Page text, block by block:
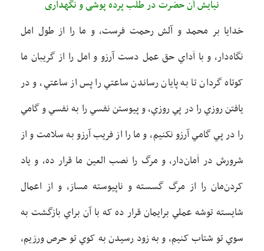
نيايش آن حضرت در طلب پرده پوشی و نگهداری
خدايا بر محمد و آلش رحمت فرست، و ما را از طول امل
نگاه‌دار، و با اَداي حق عمل دست آرزو و امل را از گريبان ما
کوتاه گردان تا به پايان رساندن ساعتي را پس از ساعتي، و در
يافتن روزي را در پي روزي، و پيوستن نفسي را به نفسي و گامي
را در پي گامي آرزو نکنيم، و ما را از فريب آرزو به سلامت و از
شرورش در اَمان‌دار، و مرگ را نصب العين ما قرار ده، و ياد
کردن‌مان را از مرگ گسسته و ناپيوسته مساز، و از اعمال
شايسته توشه عملي برايمان قرار ده که با آن براي بازگشت به
سوي تو شتاب کنيم، و به زود رسيدن به کوي تو حرص ورزيم،